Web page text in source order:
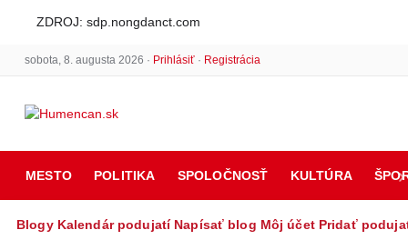
ZDROJ: sdp.nongdanct.com
sobota, 8. augusta 2026 · Prihlásiť· Registrácia
MESTO POLITIKA SPOLOČNOSŤ KULTÚRA
Blogy Kalendár podujatí Napísať blog Môj účet Pridať